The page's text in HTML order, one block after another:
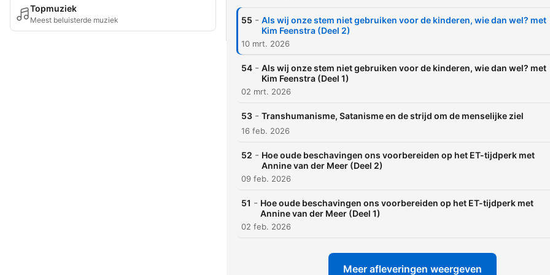
Topmuziek
Meest beluisterde muziek
om, omdat ze diep van
55 - Als wij onze stem niet gebruiken voor de kinderen, wie dan wel? met
Kim Feenstra (Deel 2)
10 mrt. 2026
54 - Als wij onze stem niet gebruiken voor de kinderen, wie dan wel? met
Kim Feenstra (Deel 1)
02 mrt. 2026
53 - Transhumanisme, Satanisme en de strijd om de menselijke ziel
16 feb. 2026
52 - Hoe oude beschavingen ons voorbereiden op het ET-tijdperk met
Annine van der Meer (Deel 2)
09 feb. 2026
51 - Hoe oude beschavingen ons voorbereiden op het ET-tijdperk met
Annine van der Meer (Deel 1)
02 feb. 2026
Meer afleveringen weergeven